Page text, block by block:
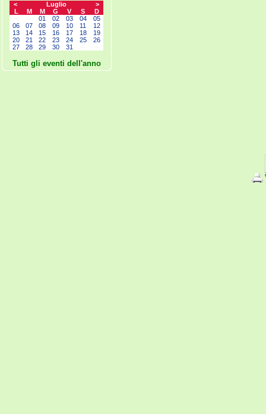
< Luglio
>
L
M M G V S
D
01 02 03 04
05
06
07 08 09 10 11
12
13
14 15 16 17 18
19
20
21 22 23 24 25
26
27
28 29 30 31
Tutti gli eventi dell'anno